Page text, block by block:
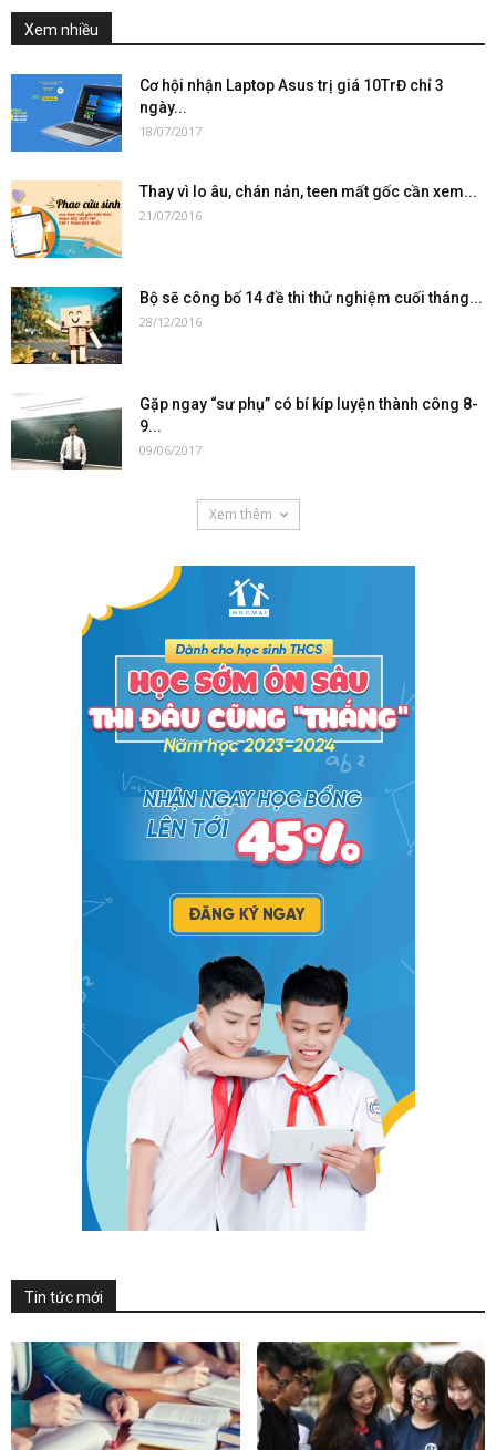
Xem nhiều
Cơ hội nhận Laptop Asus trị giá 10TrĐ chỉ 3
ngày...
18/07/2017
Thay vì lo âu, chán nản, teen mất gốc cần xem...
21/07/2016
Bộ sẽ công bố 14 đề thi thử nghiệm cuối tháng...
28/12/2016
Gặp ngay “sư phụ” có bí kíp luyện thành công 8-
9...
09/06/2017
Xem thêm
Tin tức mới